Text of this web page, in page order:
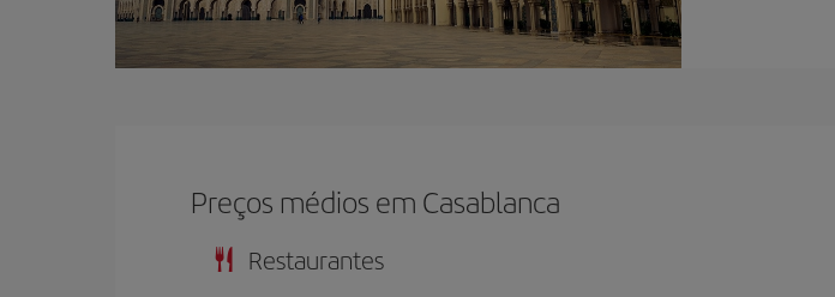
Preços médios em Casablanca
Restaurantes